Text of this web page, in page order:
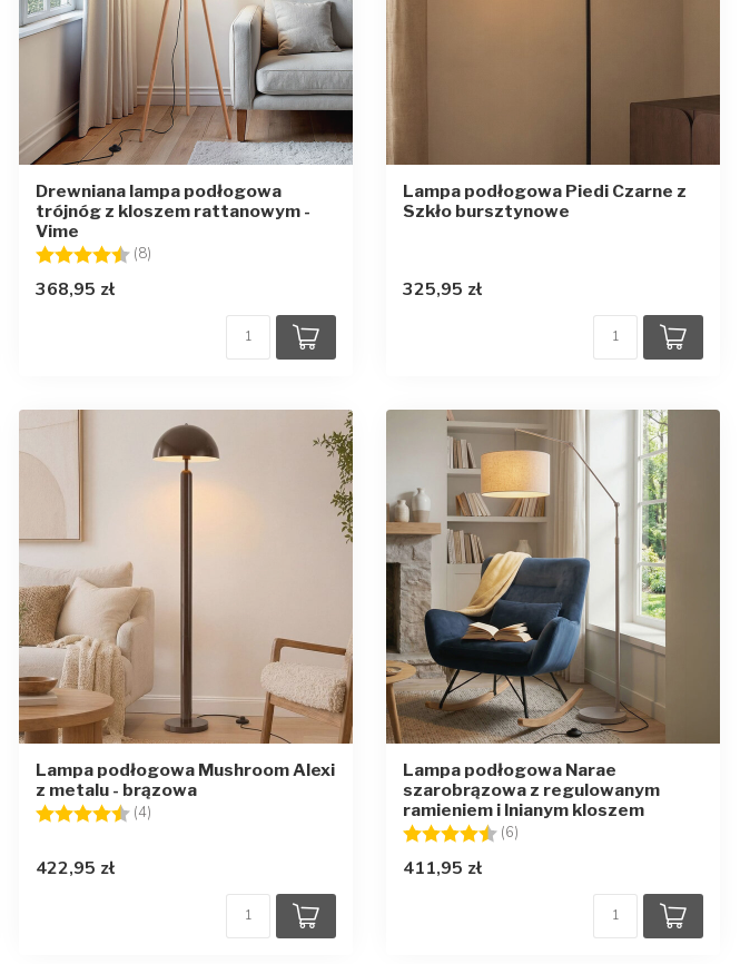
Drewniana lampa podłogowa
trójnóg z kloszem rattanowym -
Vime
Ocena:
(8)
368,95 zł
Lampa podłogowa Piedi Czarne z
Szkło bursztynowe
325,95 zł
Lampa podłogowa Mushroom Alexi
z metalu - brązowa
Ocena:
(4)
422,95 zł
Lampa podłogowa Narae
szarobrązowa z regulowanym
ramieniem i lnianym kloszem
Ocena:
(6)
411,95 zł